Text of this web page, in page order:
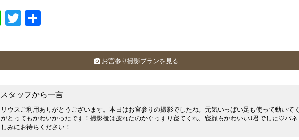
LineTwitter
お宮参り撮影プランを見る
タッフから一言
ウスご利用ありがとうございます。本日はお宮参りの撮影でしたね。元気いっぱい足も使って動いてく
とってもかわいかったです！撮影後は疲れたのかぐっすり寝てくれ、寝顔もかわいいJ君でした♡パネ
みにお待ちください！